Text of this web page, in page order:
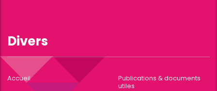
Divers
Accueil
Publications & documents
utiles